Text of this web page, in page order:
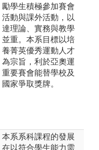
勵學生積極參加賽會
活動與課外活動，以
達理論、實務與教學
並重。本系目標以培
養菁英優秀運動人才
為宗旨，利於亞奧運
重要賽會能替學校及
國家爭取獎牌。
本系系科課程的發展
在以符合學生能力需